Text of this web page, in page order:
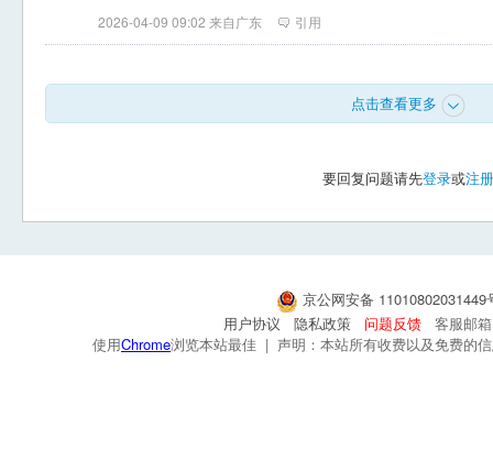
2026-04-09 09:02 来自广东 引用
点击查看更多
要回复问题请先登录或注册
京公网安备
用户协议
隐私政策 问题反馈
客服邮
使用Chrome浏览本站最佳 | 声明：本站所有收费以及免费的